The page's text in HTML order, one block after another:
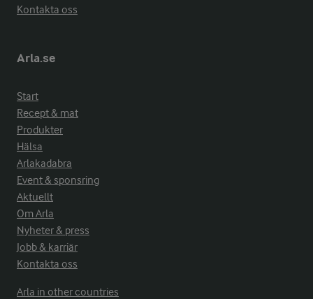
Kontakta oss
Arla.se
Start
Recept & mat
Produkter
Hälsa
Arlakadabra
Event & sponsring
Aktuellt
Om Arla
Nyheter & press
Jobb & karriär
Kontakta oss
Arla in other countries